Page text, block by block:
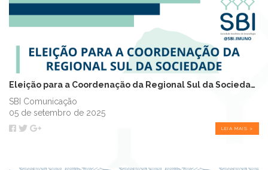
Eleição para a Coordenação da Regional Sul da Sociedade Brasileira de Imunolo...
SBI Comunicação
05 de setembro de 2025
LEIA MAIS >